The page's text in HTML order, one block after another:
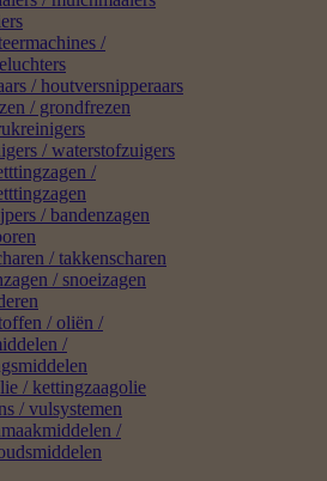
/
/ houtversnipperaars
/ grondfrezen
/ waterstofzuigers
/
/ bandenzagen
/ takkenscharen
/ snoeizagen
/ oliën /
/
/ kettingzaagolie
/ vulsystemen
/